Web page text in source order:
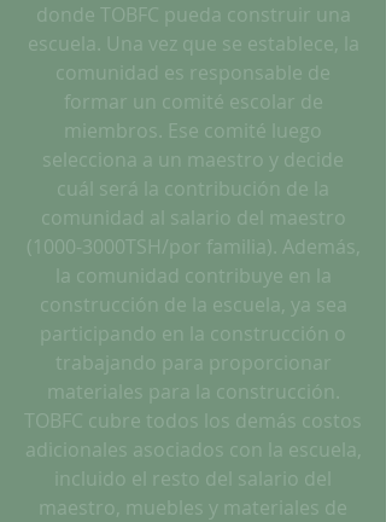
donde TOBFC pueda construir una
escuela. Una vez que se establece, la
comunidad es responsable de
formar un comité escolar de
miembros. Ese comité luego
selecciona a un maestro y decide
cuál será la contribución de la
comunidad al salario del maestro
(1000-3000TSH/por familia). Además,
la comunidad contribuye en la
construcción de la escuela, ya sea
participando en la construcción o
trabajando para proporcionar
materiales para la construcción.
TOBFC cubre todos los demás costos
adicionales asociados con la escuela,
incluido el resto del salario del
maestro, muebles y materiales de